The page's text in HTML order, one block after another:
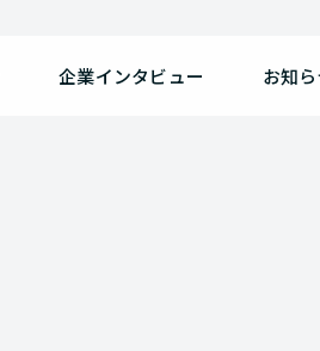
企業インタビュー お知